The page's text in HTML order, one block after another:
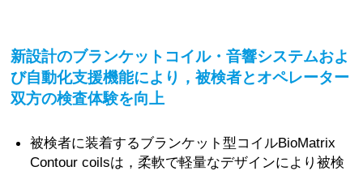
新設計のブランケットコイル・音響システムおよ
び自動化支援機能により，被検者とオペレーター
双方の検査体験を向上
被検者に装着するブランケット型コイルBioMatrix
Contour coilsは，柔軟で軽量なデザインにより被検